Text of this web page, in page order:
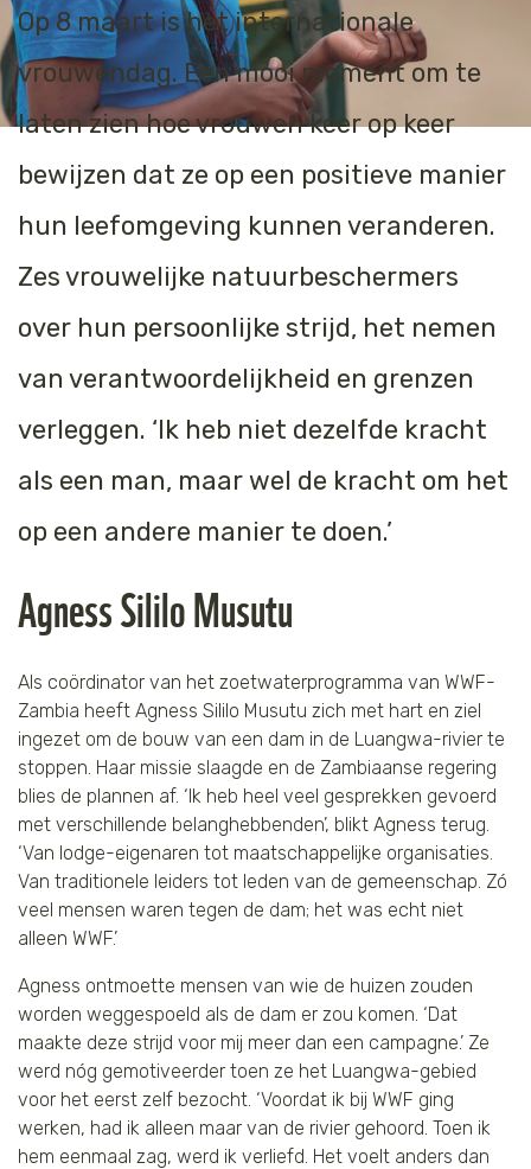
Op 8 maart is het internationale
vrouwendag. Een mooi moment om te
laten zien hoe vrouwen keer op keer
bewijzen dat ze op een positieve manier
hun leefomgeving kunnen veranderen.
Zes vrouwelijke natuurbeschermers
over hun persoonlijke strijd, het nemen
van verantwoordelijkheid en grenzen
verleggen. ‘Ik heb niet dezelfde kracht
als een man, maar wel de kracht om het
op een andere manier te doen.’
Agness Sililo Musutu
Als coördinator van het zoetwaterprogramma van WWF-
Zambia heeft Agness Sililo Musutu zich met hart en ziel
ingezet om de bouw van een dam in de Luangwa-rivier te
stoppen. Haar missie slaagde en de Zambiaanse regering
blies de plannen af. ‘Ik heb heel veel gesprekken gevoerd
met verschillende belanghebbenden’, blikt Agness terug.
‘Van lodge-eigenaren tot maatschappelijke organisaties.
Van traditionele leiders tot leden van de gemeenschap. Zó
veel mensen waren tegen de dam; het was echt niet
alleen WWF.’
Agness ontmoette mensen van wie de huizen zouden
worden weggespoeld als de dam er zou komen. ‘Dat
maakte deze strijd voor mij meer dan een campagne.’ Ze
werd nóg gemotiveerder toen ze het Luangwa-gebied
voor het eerst zelf bezocht. ‘Voordat ik bij WWF ging
werken, had ik alleen maar van de rivier gehoord. Toen ik
hem eenmaal zag, werd ik verliefd. Het voelt anders dan